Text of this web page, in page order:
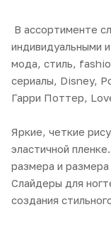
В ассортименте
индивидуальными
мода, стиль,
сериалы, Disney,
Гарри Поттер,
Яркие, четкие
эластичной
размера и размера
Слайдеры для
создания